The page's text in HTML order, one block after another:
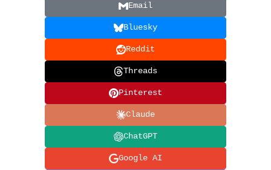
Email
Bluesky
Reddit
Threads
Pinterest
Claude
ChatGPT
Google AI